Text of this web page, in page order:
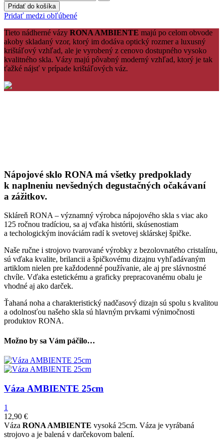
Pridať do košíka
Pridať medzi obľúbené
Tieto nádherné vázy RONA AMBIENTE majú po celom obvode
akoby skladaný vzor, ktorý im dodáva optický rozmer a luxusný
krištáľový vzhľad, ale je vyrobený z cenovo dostupného vysoko
kvalitného skla. Vázy majú pôvabný moderný vzhľad, ktorý je tak
ťažké nájsť v prípade krištáľových váz.
Nápojové sklo RONA má všetky predpoklady
k naplneniu nevšedných degustačných očakávaní
a zážitkov.
Skláreň RONA – významný výrobca nápojového skla s viac ako
125 ročnou tradíciou, sa aj vďaka histórii, skúsenostiam
a techologickým inováciám radí k svetovej sklárskej špičke.
Naše ručne i strojovo tvarované výrobky z bezolovnatého cristalínu,
sú vďaka kvalite, brilancii a špičkovému dizajnu vyhľadávaným
artiklom nielen pre každodenné používanie, ale aj pre slávnostné
chvíle. Vďaka estetickému a graficky prepracovanému obalu je
vhodné aj ako darček.
Ťahaná noha a charakteristický nadčasový dizajn sú spolu s kvalitou
a odolnosťou našeho skla sú hlavným prvkami výnimočnosti
produktov RONA.
Možno by sa Vám páčilo…
Váza AMBIENTE 25cm
1
12,90 €
Váza RONA AMBIENTE vysoká 25cm. Váza je vyrábaná
strojovo a je balená v darčekovom balení.